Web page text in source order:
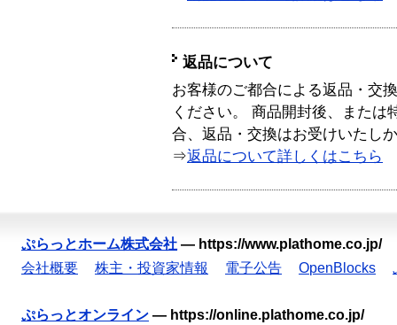
返品について
お客様のご都合による返品・交
ください。 商品開封後、または
合、返品・交換はお受けいたし
⇒返品について詳しくはこちら
ぷらっとホーム株式会社 — https://www.plathome.co.jp/
会社概要
株主・投資家情報 電子公告 OpenBlocks
ぷらっとオンライン — https://online.plathome.co.jp/